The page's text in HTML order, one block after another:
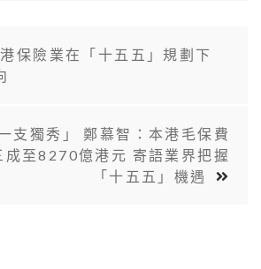
保險業在「十五五」規劃下
支獨秀」 鄭慕智：本港毛保費
成至8270億港元 寄語業界把握
「十五五」機遇